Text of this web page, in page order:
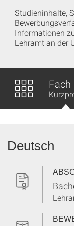
Studieninhalte,
Informationen
Lehramt an der
Fach
Deutsch